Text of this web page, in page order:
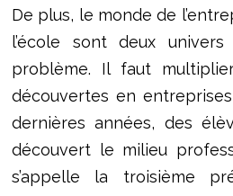
De plus, le monde de
l’école sont deux
problème. Il faut
découvertes en
dernières années, des
découvert le milieu
s’appelle la troisième